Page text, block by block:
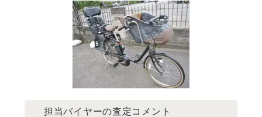
担当バイヤーの査定コメント